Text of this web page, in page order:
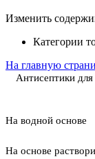
Изменить
Категории
На главную
Антисептики
На водной основе
На основе